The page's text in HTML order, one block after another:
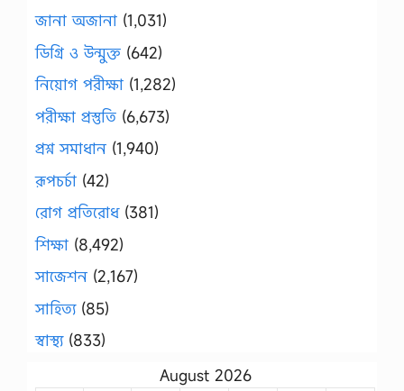
জানা অজানা (1,031)
ডিগ্রি ও উন্মুক্ত (642)
নিয়োগ পরীক্ষা (1,282)
পরীক্ষা প্রস্তুতি (6,673)
প্রশ্ন সমাধান (1,940)
রূপচর্চা (42)
রোগ প্রতিরোধ(381)
শিক্ষা (8,492)
সাজেশন (2,167)
সাহিত্য(85)
স্বাস্থ্য(833)
August 2026